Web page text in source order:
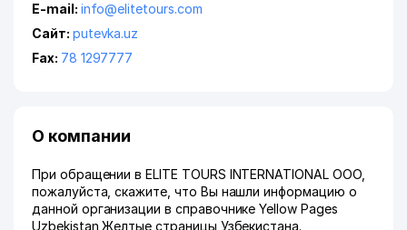
E-mail: info@elitetours.com
Сайт: putevka.uz
Fax: 78 1297777
О компании
При обращении в ELITE TOURS INTERNATIONAL ООО,
пожалуйста, скажите, что Вы нашли информацию о
данной организации в справочнике Yellow Pages
Uzbekistan Желтые страницы Узбекистана.